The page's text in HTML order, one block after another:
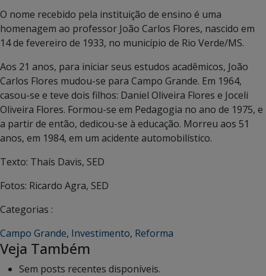
O nome recebido pela instituição de ensino é uma
homenagem ao professor João Carlos Flores, nascido em
14 de fevereiro de 1933, no município de Rio Verde/MS.
Aos 21 anos, para iniciar seus estudos acadêmicos, João
Carlos Flores mudou-se para Campo Grande. Em 1964,
casou-se e teve dois filhos: Daniel Oliveira Flores e Joceli
Oliveira Flores. Formou-se em Pedagogia no ano de 1975, e
a partir de então, dedicou-se à educação. Morreu aos 51
anos, em 1984, em um acidente automobilístico.
Texto: Thaís Davis, SED
Fotos: Ricardo Agra, SED
Categorias :
Campo Grande, Investimento, Reforma
Veja Também
Sem posts recentes disponíveis.